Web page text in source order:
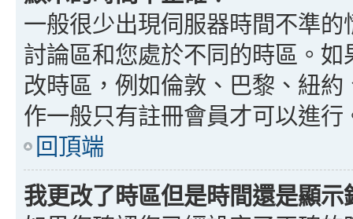
一般很少出現伺服器時間不準
討論區和您處於不同的時區。
改時區，例如倫敦、巴黎、紐
作一般只有註冊會員才可以進
回頂端
我更改了時區但是時間還是顯示